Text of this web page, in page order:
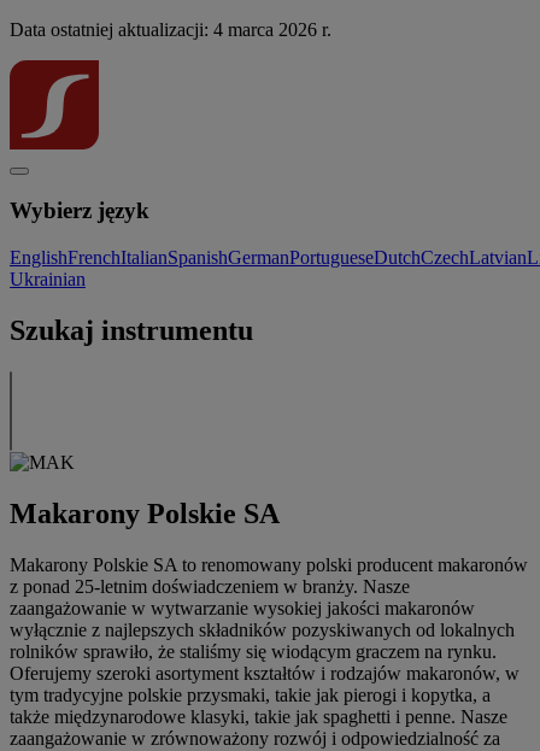
Data ostatniej aktualizacji: 4 marca 2026 r.
Wybierz język
EnglishFrenchItalianSpanishGermanPortugueseDutchCzechLatvian
Ukrainian
Szukaj instrumentu
Makarony Polskie SA
Makarony Polskie SA to renomowany polski producent makaronów
z ponad 25-letnim doświadczeniem w branży. Nasze
zaangażowanie w wytwarzanie wysokiej jakości makaronów
wyłącznie z najlepszych składników pozyskiwanych od lokalnych
rolników sprawiło, że staliśmy się wiodącym graczem na rynku.
Oferujemy szeroki asortyment kształtów i rodzajów makaronów, w
tym tradycyjne polskie przysmaki, takie jak pierogi i kopytka, a
także międzynarodowe klasyki, takie jak spaghetti i penne. Nasze
zaangażowanie w zrównoważony rozwój i odpowiedzialność za